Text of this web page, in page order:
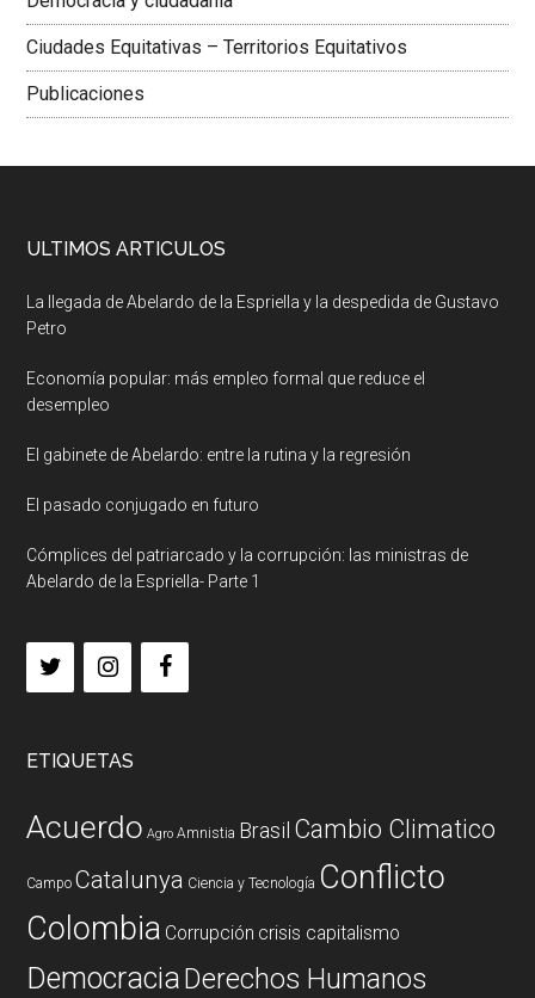
Ciudades Equitativas – Territorios Equitativos
Publicaciones
ULTIMOS ARTICULOS
La llegada de Abelardo de la Espriella y la despedida de Gustavo
Petro
Economía popular: más empleo formal que reduce el
desempleo
El gabinete de Abelardo: entre la rutina y la regresión
El pasado conjugado en futuro
Cómplices del patriarcado y la corrupción: las ministras de
Abelardo de la Espriella- Parte 1
ETIQUETAS
Acuerdo Agro Amnistia Brasil Cambio Climatico
Campo Catalunya Ciencia y Tecnología Conflicto
Colombia Corrupción crisis capitalismo
DemocraciaDerechos Humanos